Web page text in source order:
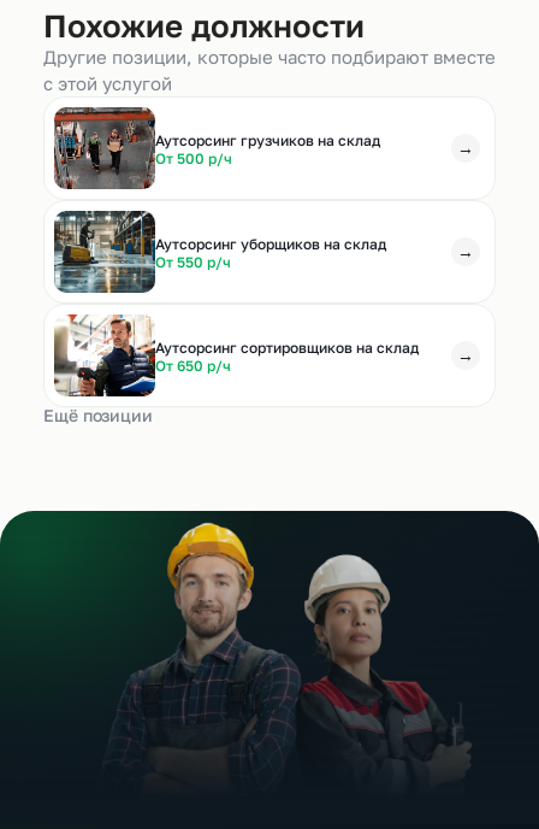
Похожие должности
Другие позиции, которые часто подбирают вместе
с этой услугой
Аутсорсинг грузчиков на склад
От 500 р/ч
→
Аутсорсинг уборщиков на склад
От 550 р/ч
→
Аутсорсинг сортировщиков на склад
От 650 р/ч
→
Ещё позиции